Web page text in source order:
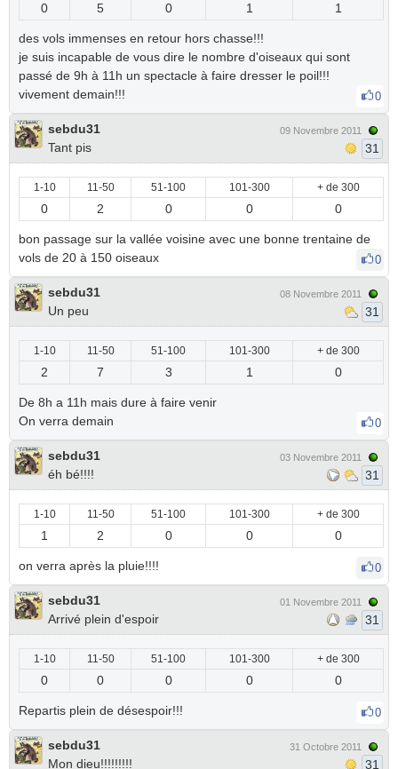
0 5 0 1 1
des vols immenses en retour hors chasse!!!
je suis incapable de vous dire le nombre d'oiseaux qui sont
passé de 9h à 11h un spectacle à faire dresser le poil!!!
vivement demain!!!
0
sebdu31
Tant pis
09 Novembre 2011
31
1-10 11-50 51-100 101-300 + de 300
0 2 0 0 0
bon passage sur la vallée voisine avec une bonne trentaine de
vols de 20 à 150 oiseaux
0
sebdu31
Un peu
08 Novembre 2011
31
1-10 11-50 51-100 101-300 + de 300
2 7 3 1 0
De 8h a 11h mais dure à faire venir
On verra demain
0
sebdu31
éh bé!!!!
03 Novembre 2011
31
1-10 11-50 51-100 101-300 + de 300
1 2 0 0 0
on verra après la pluie!!!! 0
sebdu31
Arrivé plein d'espoir
01 Novembre 2011
31
1-10 11-50 51-100 101-300 + de 300
0 0 0 0 0
Repartis plein de désespoir!!! 0
sebdu31
Mon dieu!!!!!!!!!
31 Octobre 2011
31